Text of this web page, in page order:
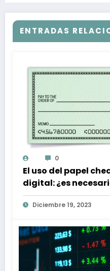
ENTRADAS
0
El uso del papel
digital: ¿es
Diciembre 19, 2023